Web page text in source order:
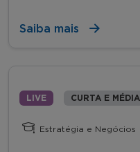
Saiba mais
LIVE CURTA E
Estratégia e Negócios